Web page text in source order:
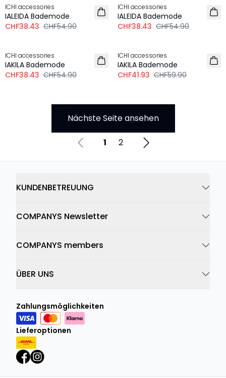
ICHI accessories
IALEIDA Bademode
CHF38.43 CHF54.90
ICHI accessories
IALEIDA Bademode
CHF38.43 CHF54.90
ICHI accessories
IAKILA Bademode
CHF38.43 CHF54.90
ICHI accessories
IAKILA Bademode
CHF41.93 CHF59.90
Nächste Seite ansehen
1 2
KUNDENBETREUUNG
COMPANYS Newsletter
COMPANYS members
ÜBER UNS
Zahlungsmöglichkeiten
Lieferoptionen